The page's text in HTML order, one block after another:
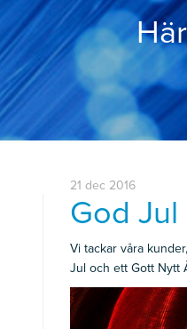
21 dec 2016
God
Vi tackar våra
Jul och ett Gott Nytt